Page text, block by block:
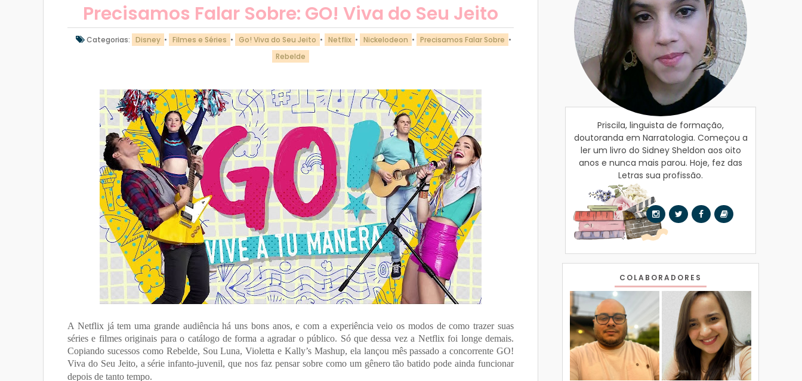
Precisamos Falar Sobre: GO! Viva do Seu Jeito
Categorias: Disney • Filmes e Séries • Go! Viva do Seu Jeito • Netflix • Nickelodeon • Precisamos Falar Sobre •
Rebelde
A Netflix já tem uma grande audiência há uns bons anos, e com a experiência veio os modos de como trazer suas
séries e filmes originais para o catálogo de forma a agradar o público. Só que dessa vez a Netflix foi longe demais.
Copiando sucessos como Rebelde, Sou Luna, Violetta e Kally’s Mashup, ela lançou mês passado a concorrente GO!
Viva do Seu Jeito, a série infanto-juvenil, que nos faz pensar sobre como um gênero tão batido pode ainda funcionar
depois de tanto tempo.
Priscila, linguista de formação,
doutoranda em Narratologia. Começou a
ler um livro do Sidney Sheldon aos oito
anos e nunca mais parou. Hoje, fez das
Letras sua profissão.
COLABORADORES